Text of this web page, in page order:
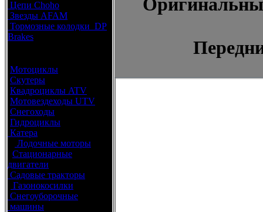
Цепи Choho
Звезды AFAM
Тормозные колодки DP
Brakes
Мотоциклы
Скутеры
Квадроциклы ATV
Мотовездеходы UTV
Снегоходы
Гидроциклы
Катера
Лодочные моторы
Стационарные
двигатели
Садовые тракторы
Газонокосилки
Снегоуборочные
машины